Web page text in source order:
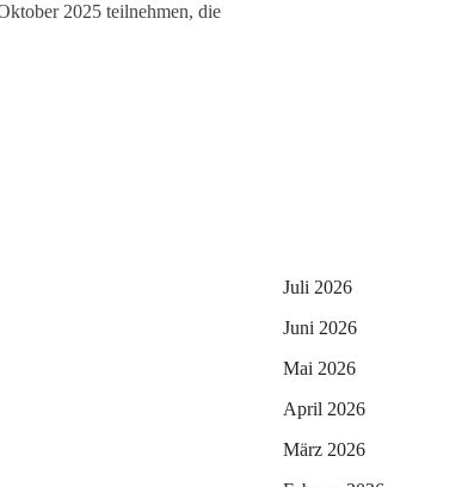
2025 teilnehmen, die
Juli 2026
Juni 2026
Mai 2026
April 2026
März 2026